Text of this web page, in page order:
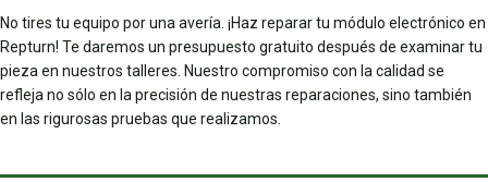
No tires tu equipo por una avería. ¡Haz reparar tu módulo electrónico en
Repturn! Te daremos un presupuesto gratuito después de examinar tu
pieza en nuestros talleres. Nuestro compromiso con la calidad se
refleja no sólo en la precisión de nuestras reparaciones, sino también
en las rigurosas pruebas que realizamos.